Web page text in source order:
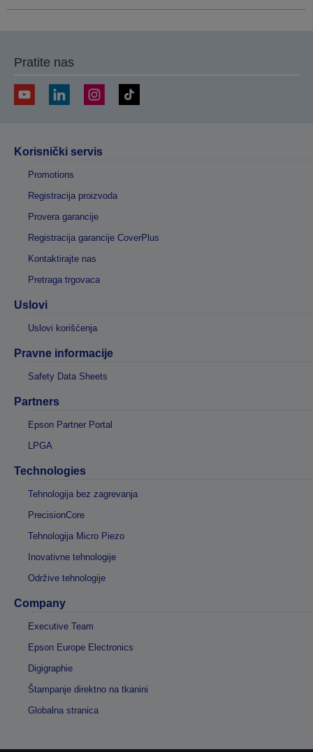
Pratite nas
Korisnički servis
Promotions
Registracija proizvoda
Provera garancije
Registracija garancije CoverPlus
Kontaktirajte nas
Pretraga trgovaca
Uslovi
Uslovi korišćenja
Pravne informacije
Safety Data Sheets
Partners
Epson Partner Portal
LPGA
Technologies
Tehnologija bez zagrevanja
PrecisionCore
Tehnologija Micro Piezo
Inovativne tehnologije
Održive tehnologije
Company
Executive Team
Epson Europe Electronics
Digigraphie
Štampanje direktno na tkanini
Globalna stranica